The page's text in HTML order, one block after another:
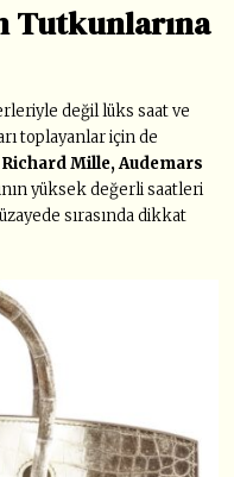
Tutkunlarına
değillüks saat ve
toplayanlar için de
Richard Mille, Audemars
yüksek değerli saatleri
sırasında dikkat